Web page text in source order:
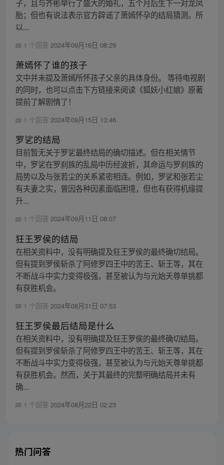
子，且与齐彬举行了盛大的婚礼，五个月后生下一对龙凤
胎；但也有说法表示官方辟谣了萧嫣怀孕的结局猜测。所
以...
1 个回答 2024年09月16日 08:29
萧嫣怀了谁的孩子
文中并未提及萧嫣所怀孩子父亲的具体身份。 等待电视剧
的同时，也可以点击下方链接来阅读《狐妖小红娘》原著
提前了解剧情了！
1 个回答 2024年09月15日 13:46
罗乷的结局
目前暂无关于罗乷最终结局的确切描述。但在相关情节
中，罗乷在罗刹族的乱局中历经波折，其命运与罗刹族的
局势以及与张若尘的关系紧密相连。例如，罗乷和张若尘
有夫妻之实，曾因各种因素面临困境，但也有获得机缘提
升...
1 个回答 2024年09月11日 08:07
狂王罗侯的结局
在相关资料中，没有明确提及狂王罗侯的最终确切结局。
但有提到罗侯斩杀了阿修罗四王中的苦王、斩王等，其在
不断战斗中实力变得极强，甚至被认为与元始天尊单挑都
有获胜机会。
1 个回答 2024年08月31日 07:53
狂王罗侯最后结局是什么
在相关资料中，没有明确提及狂王罗侯的最终确切结局。
但有提到罗侯斩杀了阿修罗四王中的苦王、斩王等，其在
不断战斗中实力变得极强，甚至被认为与元始天尊单挑都
有获胜机会。然而，关于其最终的完整明确结局并未有
确...
1 个回答 2024年08月22日 02:23
热门问答